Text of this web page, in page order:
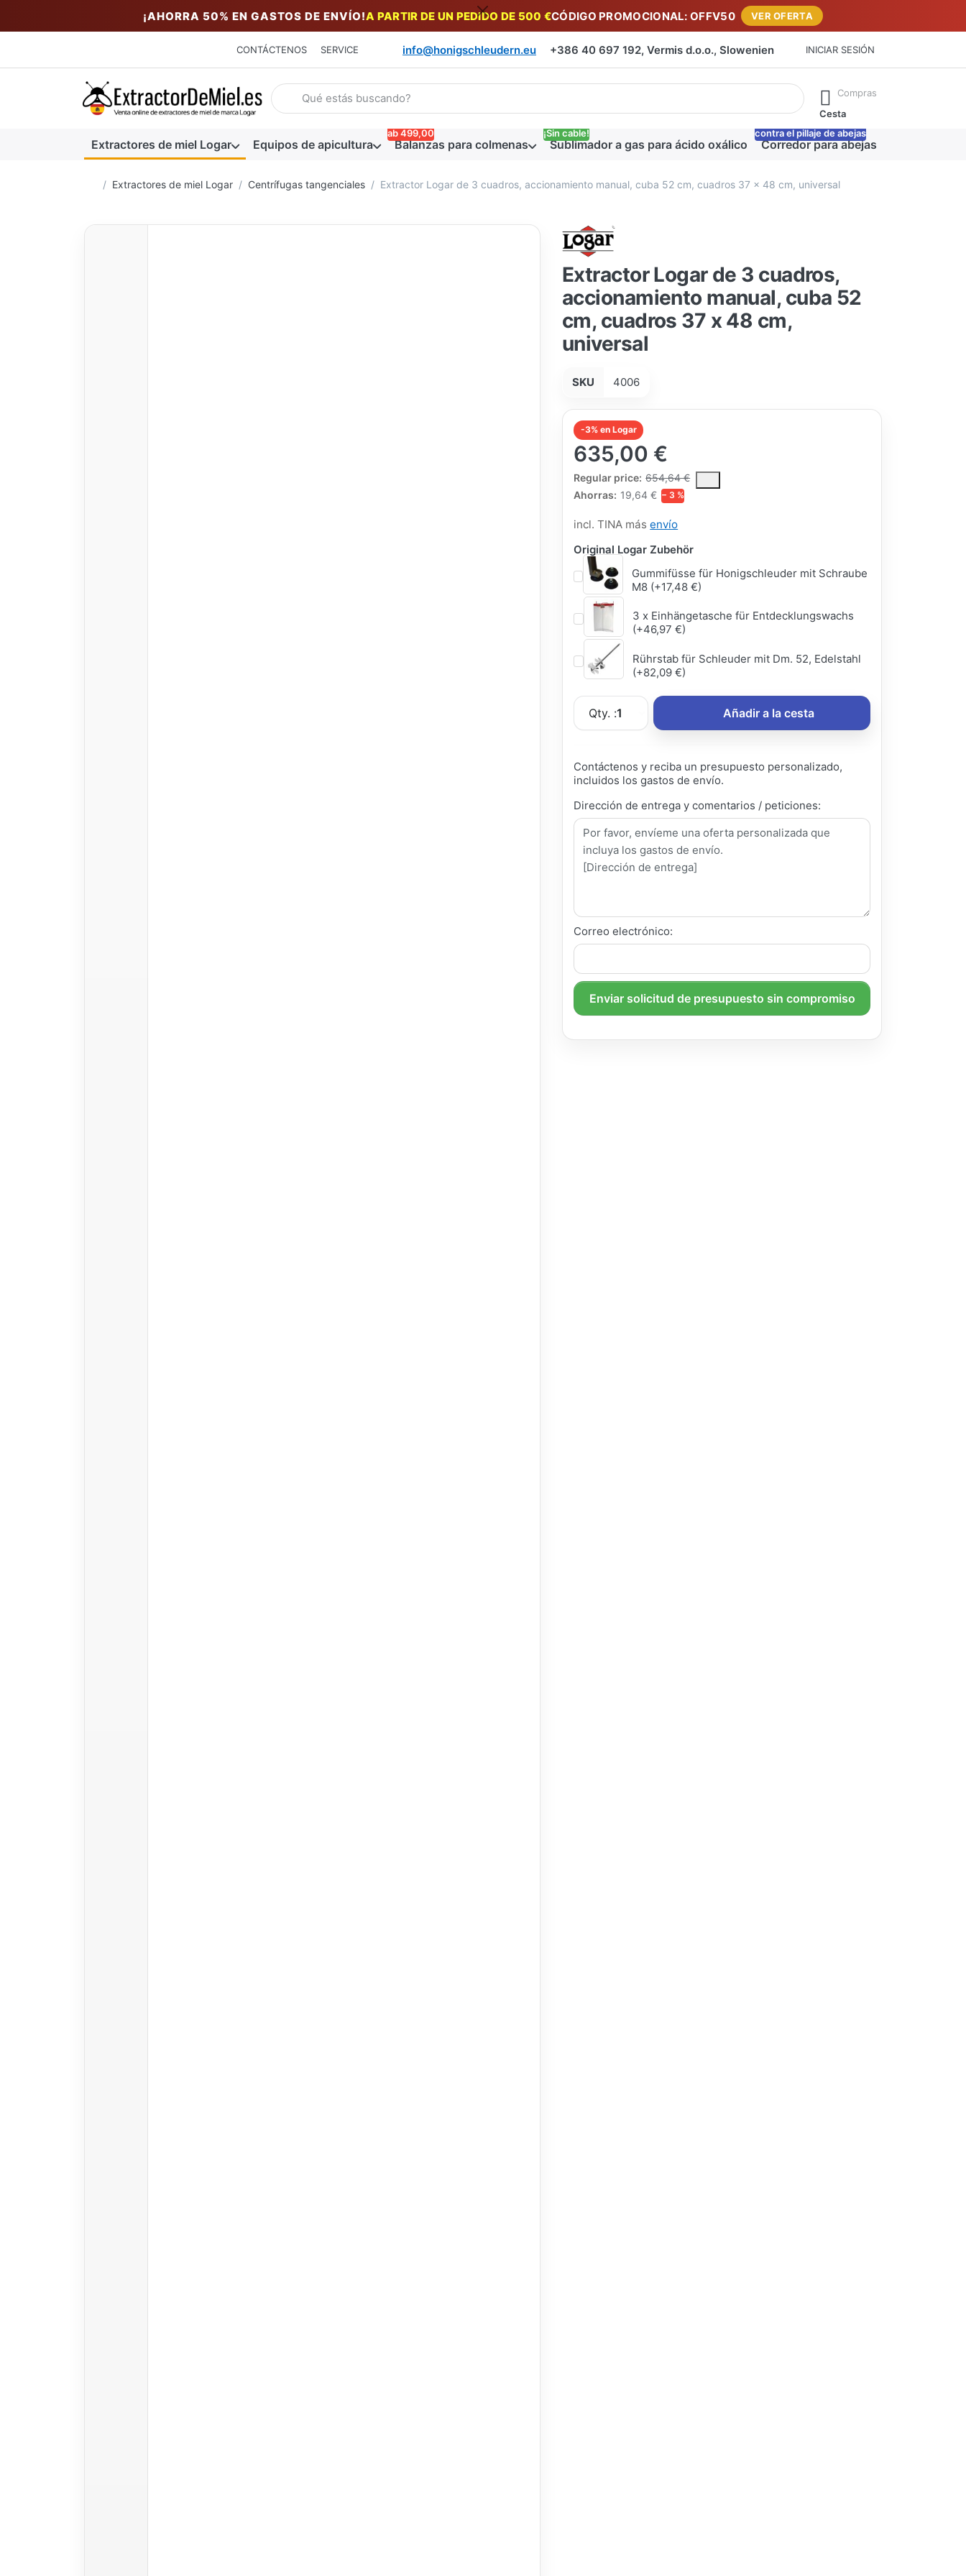
¡AHORRA 50% EN GASTOS DE ENVÍO!A PARTIR DE UN PEDIDO DE 500 €CÓDIGO PROMOCIONAL: OFFV50 VER OFERTA
CONTÁCTENOS SERVICE info@honigschleudern.eu +386 40 697 192, Vermis d.o.o., Slowenien INICIAR SESIÓN
Introduzca un término de búsqueda. Los primeros resultados aparecen automáticamente a medida que escribe. Pulse la tecla Intro para
Compras
Cesta
Extractores de miel Logar Equipos de apicultura Balanzas para colmenas
ab 499,00
Sublimador a gas para ácido oxálico
¡Sin cable!
Corredor para abejas
contra el pillaje de abejas
Página de inicio
Extractores de miel Logar Centrífugas tangenciales Extractor Logar de 3 cuadros, accionamiento manual, cuba 52 cm, cuadros 37 x 48 cm, universal
Extractor Logar de 3 cuadros,
accionamiento manual, cuba 52
cm, cuadros 37 x 48 cm,
universal
SKU 4006
-3% en Logar
635,00 €
Regular price: 654,64 €
The Regular Price is the median selling price paid by customers for a product,
Ahorras: 19,64 € − 3 %
incl. TINA másenvío
Original Logar Zubehör
Gummifüsse für Honigschleuder mit Schraube
M8 (+17,48 €)
3 x Einhängetasche für Entdecklungswachs
(+46,97 €)
Rührstab für Schleuder mit Dm. 52, Edelstahl
(+82,09 €)
Qty. :1 Añadir a la cesta
Contáctenos y reciba un presupuesto personalizado,
incluidos los gastos de envío.
Dirección de entrega y comentarios / peticiones:
Correo electrónico:
Enviar solicitud de presupuesto sin compromiso